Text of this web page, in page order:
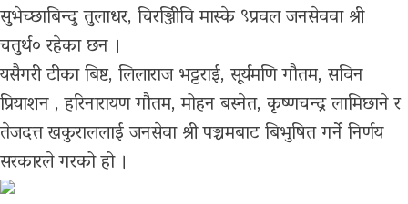
सुभेच्छाबिन्दु तुलाधर, चिरञ्जिीवि मास्के ९प्रवल जनसेववा श्री
चतुर्थ० रहेका छन ।
यसैगरी टीका बिष्ट, लिलाराज भट्टराई, सूर्यमणि गौतम, सविन
प्रियाशन , हरिनारायण गौतम, मोहन बस्नेत, कृष्णचन्द्र लामिछाने र
तेजदत्त खकुराललाई जनसेवा श्री पञ्चमबाट बिभुषित गर्ने निर्णय
सरकारले गरको हो ।